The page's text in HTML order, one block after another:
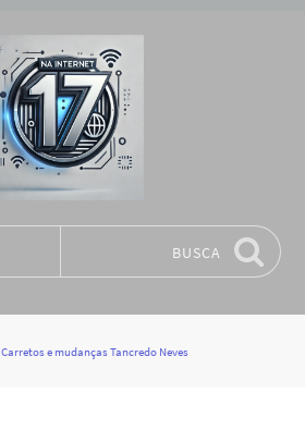
BUSCA
Carretos e mudanças Tancredo Neves